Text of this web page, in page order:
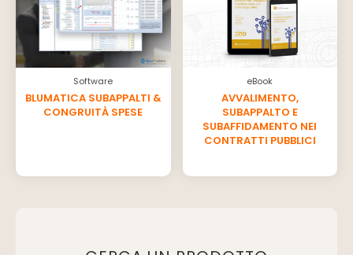
Software
BLUMATICA SUBAPPALTI &
CONGRUITÀ SPESE
eBook
AVVALIMENTO,
SUBAPPALTO E
SUBAFFIDAMENTO NEI
CONTRATTI PUBBLICI